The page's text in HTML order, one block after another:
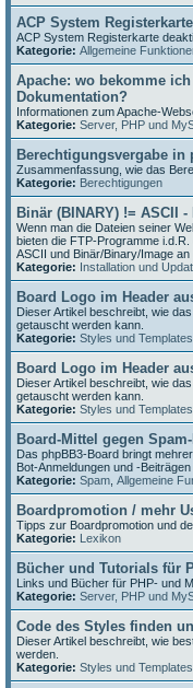
ACP System
ACP System Registerkarte
Kategorie: Allgemeine
Apache: wo bekomme
Dokumentation?
Informationen zum Apache-
Kategorie: Server, PHP und
Berechtigungsvergabe in
Zusammenfassung, wie das
Kategorie: Berechtigungen
Binär (BINARY) != ASCII
Wenn man die Dateien seiner
bieten die FTP-Programme
ASCII und Binär/Binary/Image
Kategorie: Installation und
Board Logo im Header
Dieser Artikel beschreibt, wie
getauscht werden kann.
Kategorie: Styles und Templates
Board Logo im Header
Dieser Artikel beschreibt, wie
getauscht werden kann.
Kategorie: Styles und Templates
Board-Mittel gegen
Das phpBB3-Board bringt
Bot-Anmeldungen und -
Kategorie: Spam Allgemeine
Boardpromotion / mehr
Tipps zur Boardpromotion und
Kategorie: Lexikon
Bücher und Tutorials für
Links und Bücher für PHP- und
Kategorie: Server, PHP und
Code des Styles finden
Dieser Artikel beschreibt, wie
werden.
Kategorie: Styles und Templates